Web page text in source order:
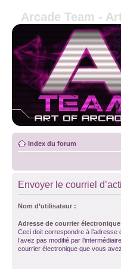
Arcade Team -
Index du forum
Envoyer le courriel
Nom d’utilisateur :
Adresse de courrier électronique
Ceci doit correspondre à
l’avez pas modifié par
courrier électronique que vous